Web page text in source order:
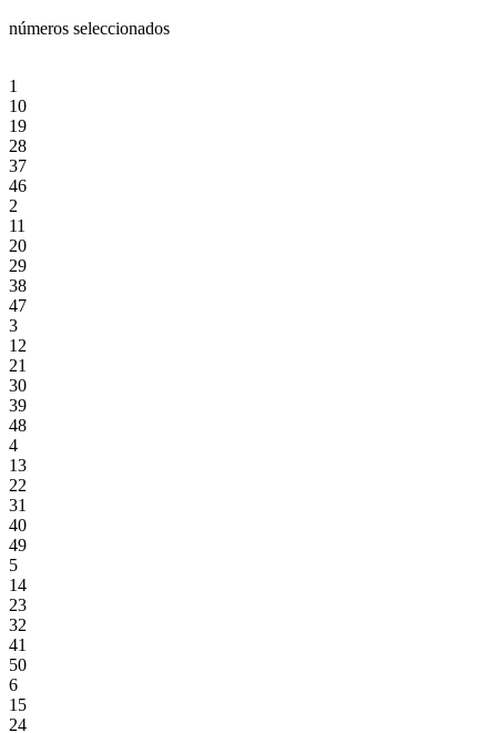
números seleccionados
1
10
19
28
37
46
2
11
20
29
38
47
3
12
21
30
39
48
4
13
22
31
40
49
5
14
23
32
41
50
6
15
24